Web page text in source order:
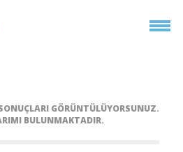
GÖRÜNTÜLÜYORSUNUZ.
BULUNMAKTADIR.